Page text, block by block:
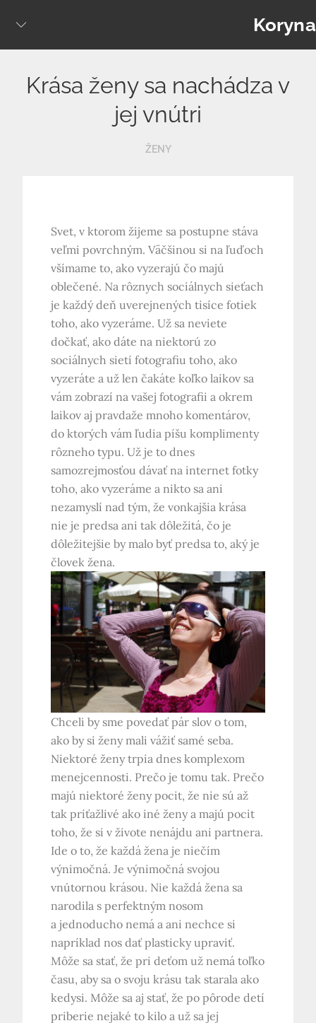
Koryna
Krása ženy sa nachádza v
jej vnútri
ŽENY
Svet, v ktorom žijeme sa postupne stáva
veľmi povrchným. Väčšinou si na ľuďoch
všímame to, ako vyzerajú čo majú
oblečené. Na rôznych sociálnych sieťach
je každý deň uverejnených tisíce fotiek
toho, ako vyzeráme. Už sa neviete
dočkať, ako dáte na niektorú zo
sociálnych sietí fotografiu toho, ako
vyzeráte a už len čakáte koľko laikov sa
vám zobrazí na vašej fotografii a okrem
laikov aj pravdaže mnoho komentárov,
do ktorých vám ľudia píšu komplimenty
rôzneho typu. Už je to dnes
samozrejmosťou dávať na internet fotky
toho, ako vyzeráme a nikto sa ani
nezamyslí nad tým, že vonkajšia krása
nie je predsa ani tak dôležitá, čo je
dôležitejšie by malo byť predsa to, aký je
človek žena.
Chceli by sme povedať pár slov o tom,
ako by si ženy mali vážiť samé seba.
Niektoré ženy trpia dnes komplexom
menejcennosti. Prečo je tomu tak. Prečo
majú niektoré ženy pocit, že nie sú až
tak príťažlivé ako iné ženy a majú pocit
toho, že si v živote nenájdu ani partnera.
Ide o to, že každá žena je niečím
výnimočná. Je výnimočná svojou
vnútornou krásou. Nie každá žena sa
narodila s perfektným nosom
a jednoducho nemá a ani nechce si
napríklad nos dať plasticky upraviť.
Môže sa stať, že pri deťom už nemá toľko
času, aby sa o svoju krásu tak starala ako
kedysi. Môže sa aj stať, že po pôrode detí
priberie nejaké to kilo a už sa jej